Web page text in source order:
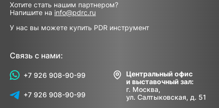
Хотите стать нашим партнером?
Напишите на info@pdrc.ru
У нас вы можете купить PDR инструмент
Связь с нами:
+7 926 908-90-99
+7 926 908-90-99
Центральный офис
и выставочный зал:
г. Москва,
ул. Салтыковская, д. 51